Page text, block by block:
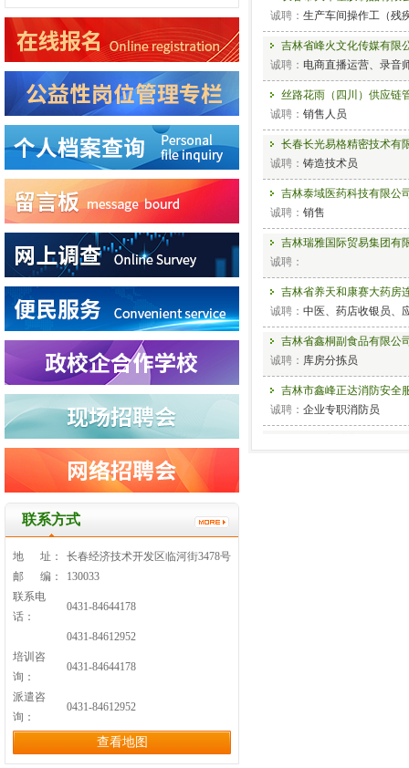
联系方式
地 址：
长春经济技术开发区临河街3478号
邮 编：
130033
联系电
话：
0431-84644178
0431-84612952
培训咨
询：
0431-84644178
派遣咨
询：
0431-84612952
查看地图
诚聘：
生产车间操作工（残
吉林省峰火文化传媒有限
诚聘： 电商直播运营、录音
丝路花雨（四川）供应链
诚聘： 销售人员
长春长光易格精密技术有
诚聘： 铸造技术员
吉林泰域医药科技有限公
诚聘： 销售
吉林瑞雅国际贸易集团有
诚聘：
吉林省养天和康赛大药房
诚聘： 中医、药店收银员、
吉林省鑫桐副食品有限公
诚聘： 库房分拣员
吉林市鑫峰正达消防安全
诚聘：
企业专职消防员
诚聘：装配工、维修工